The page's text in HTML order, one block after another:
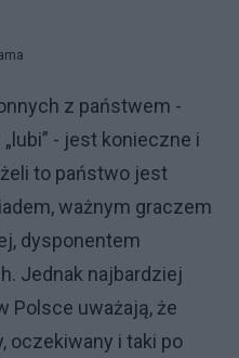
z państwem -
- jest konieczne i
to państwo jest
ważnym graczem
dysponentem
Jednak najbardziej
Polsce uważają, że
oczekiwany i taki po